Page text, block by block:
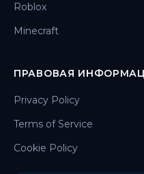
Roblox
Minecraft
ПРАВОВАЯ
Privacy Policy
Terms of Service
Cookie Policy